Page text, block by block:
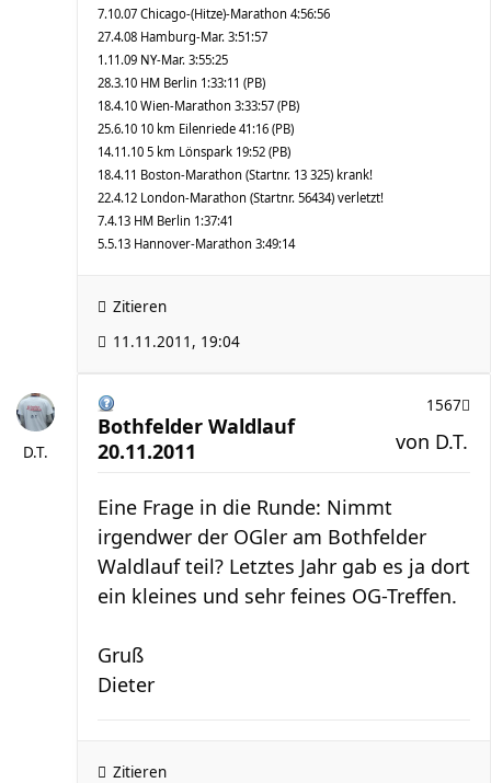
7.10.07 Chicago-(Hitze)-Marathon 4:56:56
27.4.08 Hamburg-Mar. 3:51:57
1.11.09 NY-Mar. 3:55:25
28.3.10 HM Berlin 1:33:11 (PB)
18.4.10 Wien-Marathon 3:33:57 (PB)
25.6.10 10 km Eilenriede 41:16 (PB)
14.11.10 5 km Lönspark 19:52 (PB)
18.4.11 Boston-Marathon (Startnr. 13 325) krank!
22.4.12 London-Marathon (Startnr. 56434) verletzt!
7.4.13 HM Berlin 1:37:41
5.5.13 Hannover-Marathon 3:49:14
Zitieren
11.11.2011, 19:04
D.T.
Bothfelder Waldlauf
20.11.2011
1567
von D.T.
Eine Frage in die Runde: Nimmt
irgendwer der OGler am Bothfelder
Waldlauf teil? Letztes Jahr gab es ja dort
ein kleines und sehr feines OG-Treffen.
Gruß
Dieter
Zitieren